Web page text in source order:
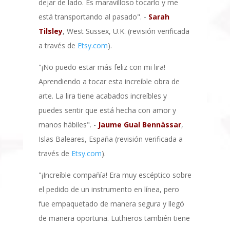
dejar de lado. Es maravilloso tocarlo y me
está transportando al pasado". - Sarah
Tilsley, West Sussex, U.K. (revisión verificada
a través de Etsy.com).
"¡No puedo estar más feliz con mi lira!
Aprendiendo a tocar esta increíble obra de
arte. La lira tiene acabados increíbles y
puedes sentir que está hecha con amor y
manos hábiles". - Jaume Gual Bennàssar,
Islas Baleares, España (revisión verificada a
través de Etsy.com).
"¡Increíble compañía! Era muy escéptico sobre
el pedido de un instrumento en línea, pero
fue empaquetado de manera segura y llegó
de manera oportuna. Luthieros también tiene